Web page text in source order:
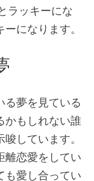
ラッキーにな
になります。
る夢を見ている
かもしれない誰
しています。
離恋愛をしてい
も愛し合ってい